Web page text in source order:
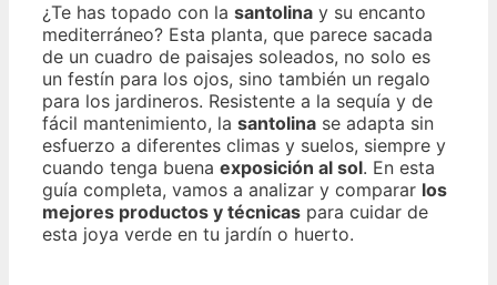
¿Te has topado con la santolina y su encanto
mediterráneo? Esta planta, que parece sacada
de un cuadro de paisajes soleados, no solo es
un festín para los ojos, sino también un regalo
para los jardineros. Resistente a la sequía y de
fácil mantenimiento, la santolina se adapta sin
esfuerzo a diferentes climas y suelos, siempre y
cuando tenga buena exposición al sol. En esta
guía completa, vamos a analizar y comparar los
mejores productos y técnicas para cuidar de
esta joya verde en tu jardín o huerto.